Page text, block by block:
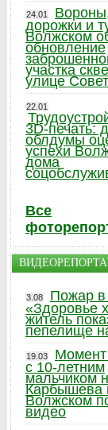
24.01
дорожки и
Волжском
обновление
участка
улице
22.01
3D-печать:
облдумы
успехи
дома
Все
3.08
Пожар
«Здоровье
житель
пепелище
19.03
Момент
с 10-летним
мальчиком
Карбышева
Волжском
видео